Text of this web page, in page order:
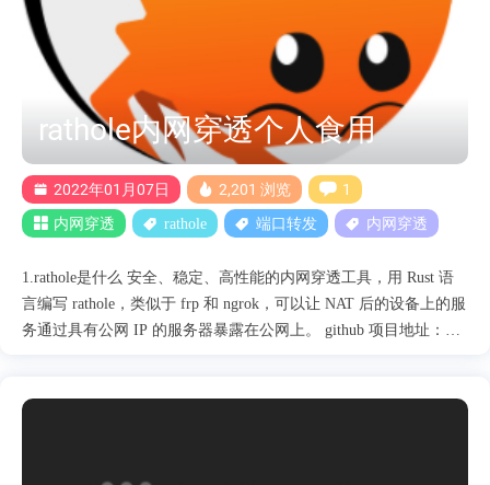
rathole内网穿透个人食用
2022年01月07日 2,201 浏览 1
内网穿透 rathole 端口转发 内网穿透
1.rathole是什么 安全、稳定、高性能的内网穿透工具，用 Rust 语
言编写 rathole，类似于 frp 和 ngrok，可以让 NAT 后的设备上的服
务通过具有公网 IP 的服务器暴露在公网上。 github 项目地址：
例：https://github.com/rapiz1/rathole/tree/main/examples systemd：